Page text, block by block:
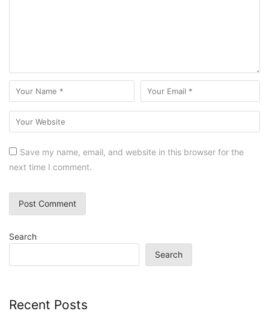
Save my name, email, and website in this browser for the
next time I comment.
Search
Search
Recent Posts